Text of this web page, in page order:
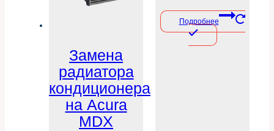
Замена
радиатора
кондиционера
на Acura
MDX
Подробнее